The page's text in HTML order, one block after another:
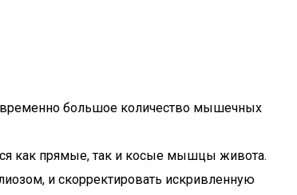
большое количество мышечных
как прямые, так и косые мышцы живота.
и скорректировать искривленную